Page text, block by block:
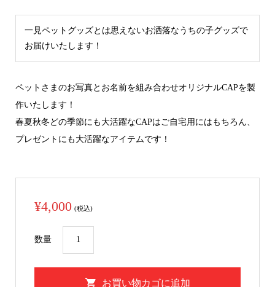
一見ペットグッズとは思えないお洒落なうちの子グッズで
お届けいたします！
ペットさまのお写真とお名前を組み合わせオリジナルCAPを製
作いたします！
春夏秋冬どの季節にも大活躍なCAPはご自宅用にはもちろん、
プレゼントにも大活躍なアイテムです！
¥4,000 (税込)
数量
ジ
お買い物カゴに追加